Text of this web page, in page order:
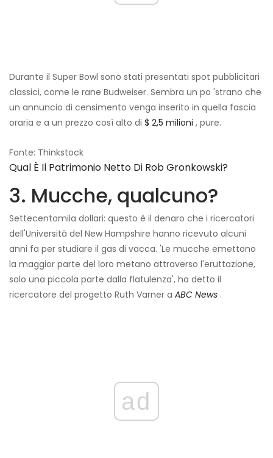
Durante il Super Bowl sono stati presentati spot pubblicitari
classici, come le rane Budweiser. Sembra un po 'strano che
un annuncio di censimento venga inserito in quella fascia
oraria e a un prezzo così alto di $ 2,5 milioni , pure.
Fonte: Thinkstock
Qual È Il Patrimonio Netto Di Rob Gronkowski?
3. Mucche, qualcuno?
Settecentomila dollari: questo è il denaro che i ricercatori
dell'Università del New Hampshire hanno ricevuto alcuni
anni fa per studiare il gas di vacca. 'Le mucche emettono
la maggior parte del loro metano attraverso l'eruttazione,
solo una piccola parte dalla flatulenza', ha detto il
ricercatore del progetto Ruth Varner a ABC News .
ad